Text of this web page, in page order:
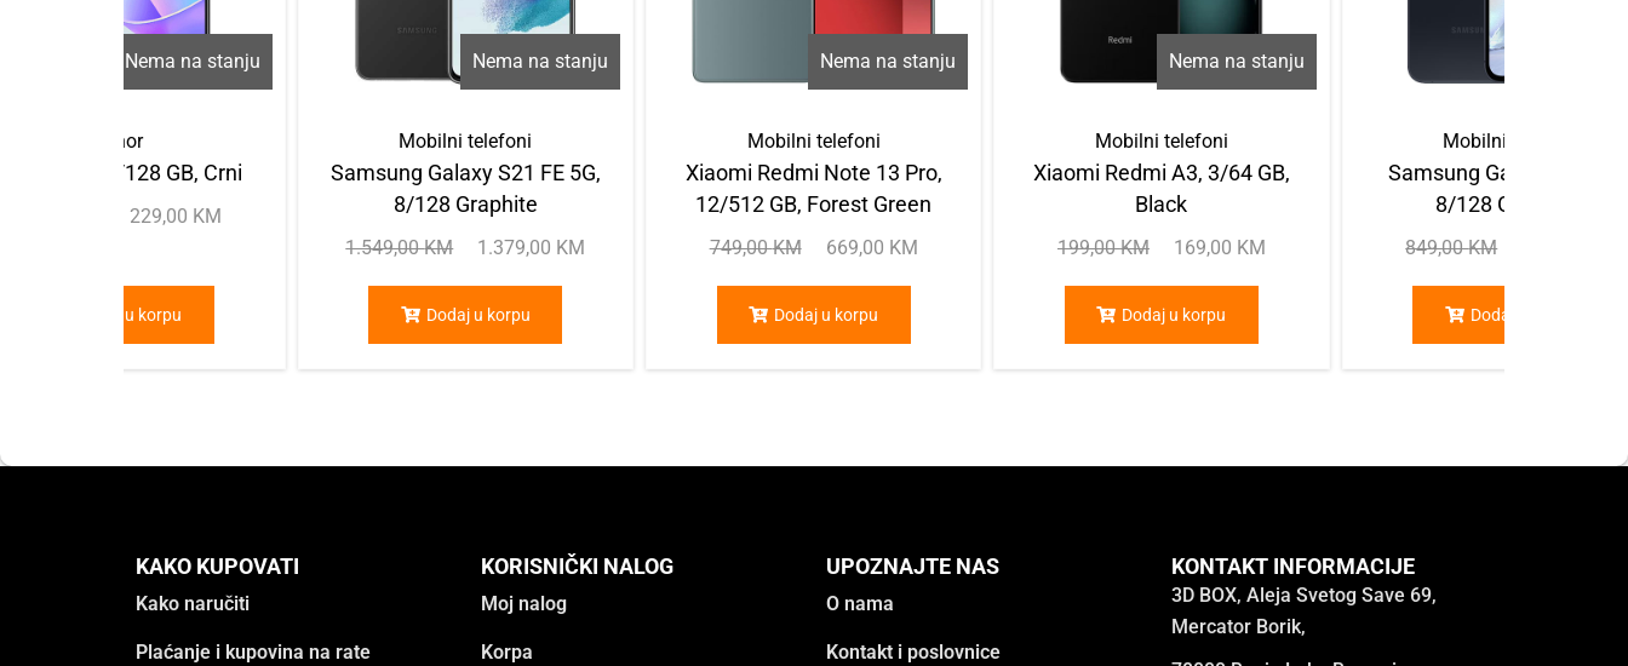
Nema na stanju
Honor
X7a, 4/128 GB, Crni
229,00 KM
Dodaj u korpu
Nema na stanju
Mobilni telefoni
Samsung Galaxy S21 FE 5G,
8/128 Graphite
1.549,00KM 1.379,00 KM
Dodaj u korpu
Nema na stanju
Mobilni telefoni
Xiaomi Redmi Note 13 Pro,
12/512 GB, Forest Green
749,00KM 669,00 KM
Dodaj u korpu
Nema na stanju
Mobilni telefoni
Xiaomi Redmi A3, 3/64 GB,
Black
199,00KM 169,00 KM
Dodaj u korpu
Mobilni telefoni
Samsung Galaxy A55
8/128 GB, Navy
849,00KM
Dodaj u korpu
KAKO KUPOVATI
Kako naručiti
Plaćanje i kupovina na rate
KORISNIČKI NALOG
Moj nalog
Korpa
UPOZNAJTE NAS
O nama
Kontakt i poslovnice
KONTAKT INFORMACIJE
3D BOX, Aleja Svetog Save 69,
Mercator Borik,